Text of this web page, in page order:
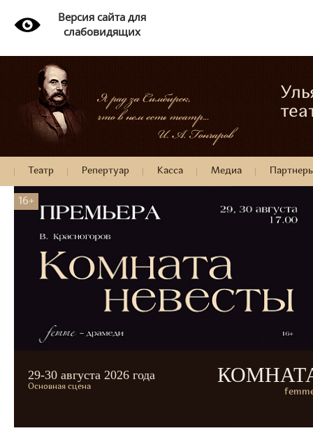
Версия сайта для
слабовидящих
Театр Репертуар Касса Медиа
16+
29-30 августа 2026 года
Основная сцена